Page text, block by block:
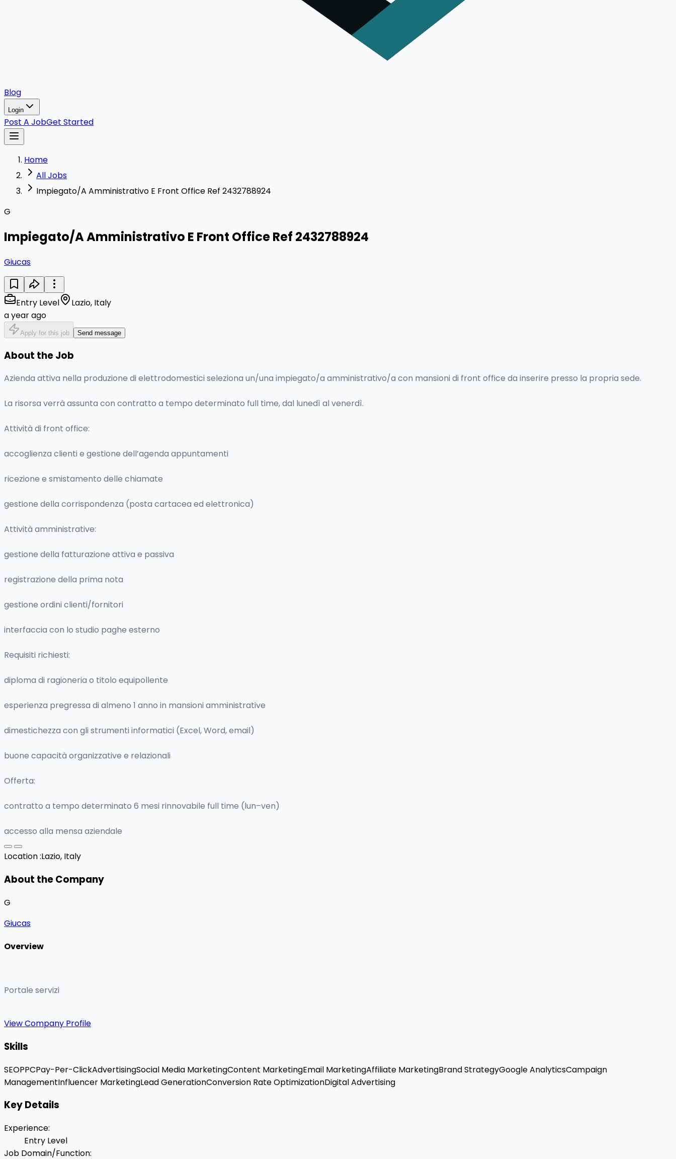
Blog
Login
Post A JobGet Started
Home
All Jobs
Impiegato/A Amministrativo E Front Office Ref 2432788924
G
Impiegato/A Amministrativo E Front Office Ref 2432788924
Giucas
Entry Level
Lazio, Italy
a year ago
Apply for this job Send message
About the Job
Azienda attiva nella produzione di elettrodomestici seleziona un/una impiegato/a amministrativo/a con mansioni di front office da inserire presso la propria sede.
La risorsa verrà assunta con contratto a tempo determinato full time, dal lunedì al venerdì.
Attività di front office:
accoglienza clienti e gestione dell’agenda appuntamenti
ricezione e smistamento delle chiamate
gestione della corrispondenza (posta cartacea ed elettronica)
Attività amministrative:
gestione della fatturazione attiva e passiva
registrazione della prima nota
gestione ordini clienti/fornitori
interfaccia con lo studio paghe esterno
Requisiti richiesti:
diploma di ragioneria o titolo equipollente
esperienza pregressa di almeno 1 anno in mansioni amministrative
dimestichezza con gli strumenti informatici (Excel, Word, email)
buone capacità organizzative e relazionali
Offerta:
contratto a tempo determinato 6 mesi rinnovabile full time (lun–ven)
accesso alla mensa aziendale
Location :Lazio, Italy
About the Company
G
Giucas
Overview
Portale servizi
View Company Profile
Skills
SEOPPCPay-Per-ClickAdvertisingSocial Media MarketingContent MarketingEmail MarketingAffiliate MarketingBrand StrategyGoogle AnalyticsCampaign
ManagementInfluencer MarketingLead GenerationConversion Rate OptimizationDigital Advertising
Key Details
Experience:
Entry Level
Job Domain/Function: